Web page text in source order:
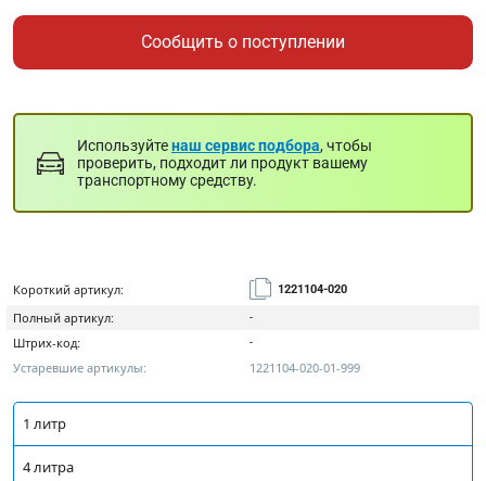
Сообщить о поступлении
Используйтенаш сервис подбора, чтобы
проверить, подходит ли продукт вашему
транспортному средству.
1 литр
4 литра
Короткий артикул: 1221104-020
Полный артикул: -
Штрих-код: -
Устаревшие артикулы: 1221104-020-01-999